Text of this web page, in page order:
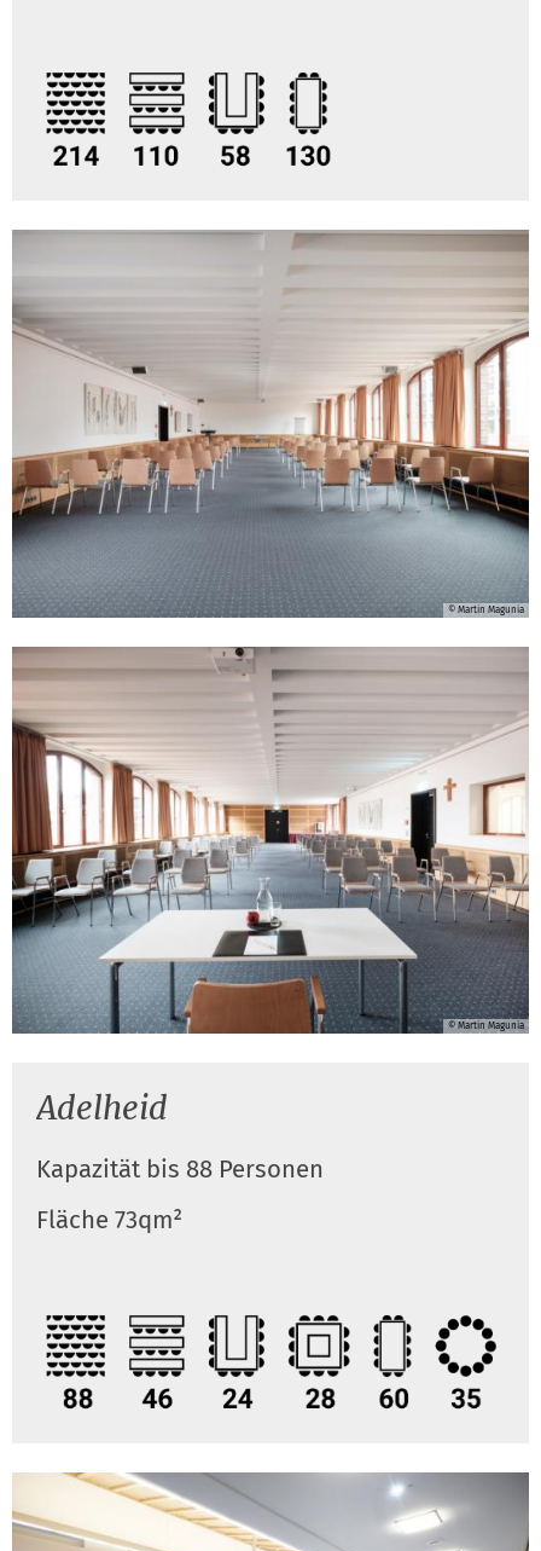
© Martin Magunia
© Martin Magunia
Adelheid
Kapazität bis 88 Personen
Fläche 73qm²